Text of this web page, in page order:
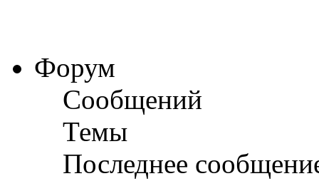
Форум
Сообщений
Темы
Последнее